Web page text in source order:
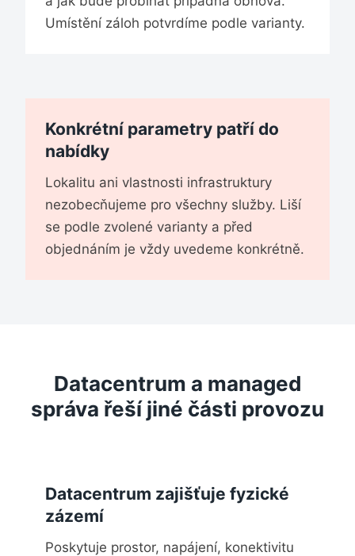
Umístění záloh potvrdíme podle varianty.
Konkrétní parametry patří do
nabídky
Lokalitu ani vlastnosti infrastruktury
nezobecňujeme pro všechny služby. Liší
se podle zvolené varianty a před
objednáním je vždy uvedeme konkrétně.
Datacentrum a managed
správa řeší jiné části provozu
Datacentrum zajišťuje fyzické
zázemí
Poskytuje prostor, napájení, konektivitu